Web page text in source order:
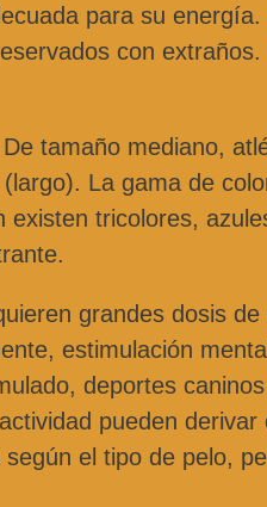
para su
con
De tamaño mediano,
La gama de
existen tricolores,
grandes dosis
estimulación
deportes
pueden
el tipo de pelo,